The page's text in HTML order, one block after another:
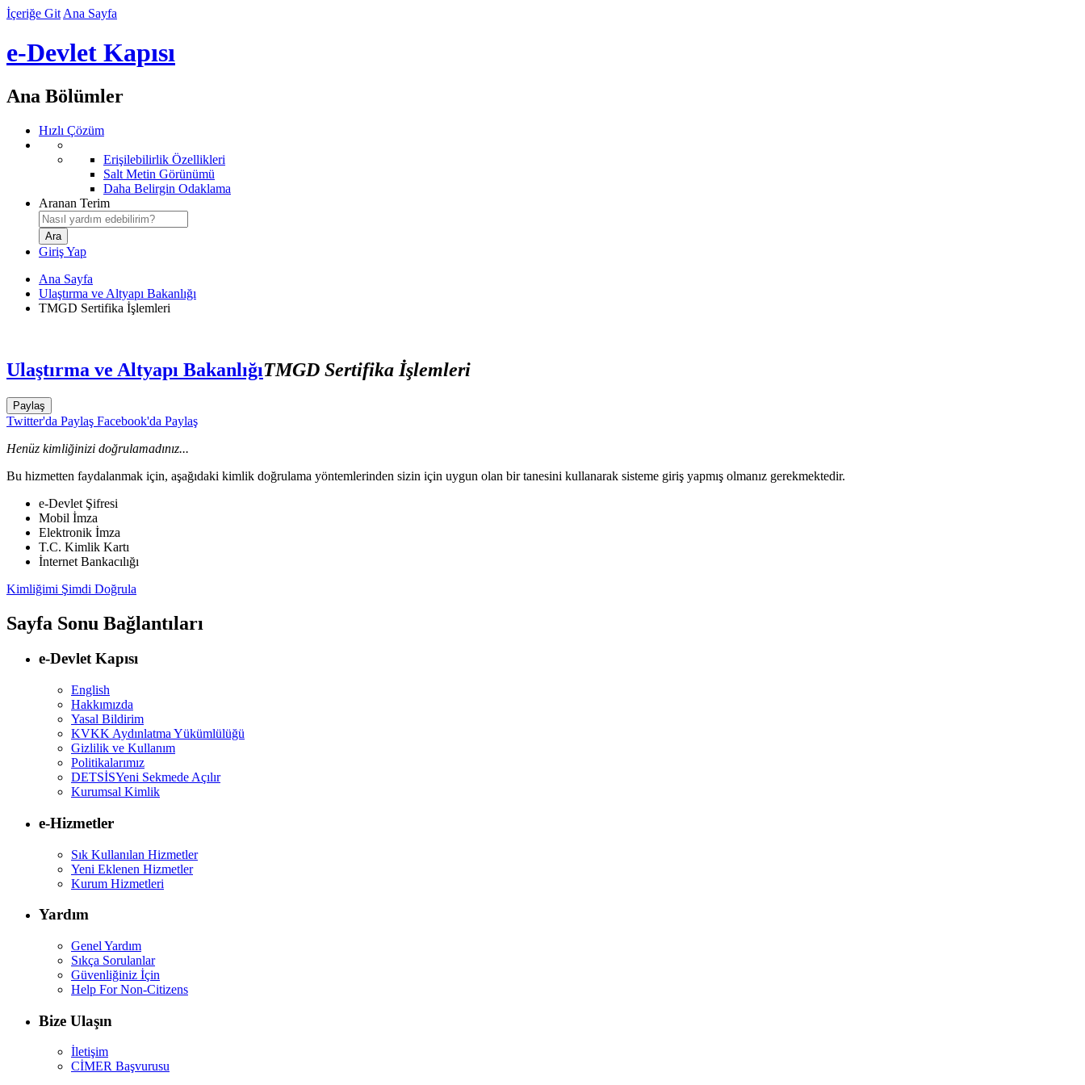
İçeriğe Git Ana Sayfa
e-Devlet Kapısı
Ana Bölümler
Hızlı Çözüm
Erişilebilirlik Özellikleri
Salt Metin Görünümü
Daha Belirgin Odaklama
Aranan Terim
Giriş Yap
Ana Sayfa
Ulaştırma ve Altyapı Bakanlığı
TMGD Sertifika İşlemleri
Ulaştırma ve Altyapı BakanlığıTMGD Sertifika İşlemleri
Paylaş
Twitter'da Paylaş Facebook'da Paylaş
Henüz kimliğinizi doğrulamadınız...
Bu hizmetten faydalanmak için, aşağıdaki kimlik doğrulama yöntemlerinden sizin için uygun olan bir tanesini kullanarak sisteme giriş yapmış olmanız gerekmektedir.
e-Devlet Şifresi
Mobil İmza
Elektronik İmza
T.C. Kimlik Kartı
İnternet Bankacılığı
Kimliğimi Şimdi Doğrula
Sayfa Sonu Bağlantıları
e-Devlet Kapısı
English
Hakkımızda
Yasal Bildirim
KVKK Aydınlatma Yükümlülüğü
Gizlilik ve Kullanım
Politikalarımız
DETSİSYeni Sekmede Açılır
Kurumsal Kimlik
e-Hizmetler
Sık Kullanılan Hizmetler
Yeni Eklenen Hizmetler
Kurum Hizmetleri
Yardım
Genel Yardım
Sıkça Sorulanlar
Güvenliğiniz İçin
Help For Non-Citizens
Bize Ulaşın
İletişim
CİMER Başvurusu